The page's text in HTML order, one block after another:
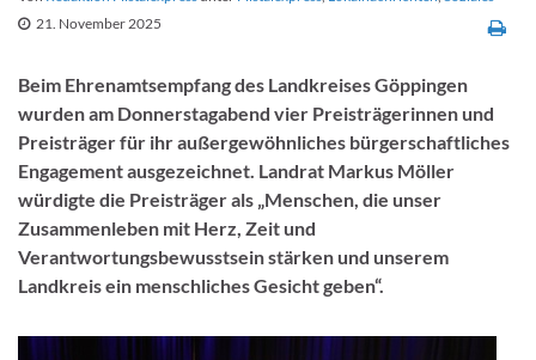
21. November 2025
Beim Ehrenamtsempfang des Landkreises Göppingen
wurden am Donnerstagabend vier Preisträgerinnen und
Preisträger für ihr außergewöhnliches bürgerschaftliches
Engagement ausgezeichnet. Landrat Markus Möller
würdigte die Preisträger als „Menschen, die unser
Zusammenleben mit Herz, Zeit und
Verantwortungsbewusstsein stärken und unserem
Landkreis ein menschliches Gesicht geben“.